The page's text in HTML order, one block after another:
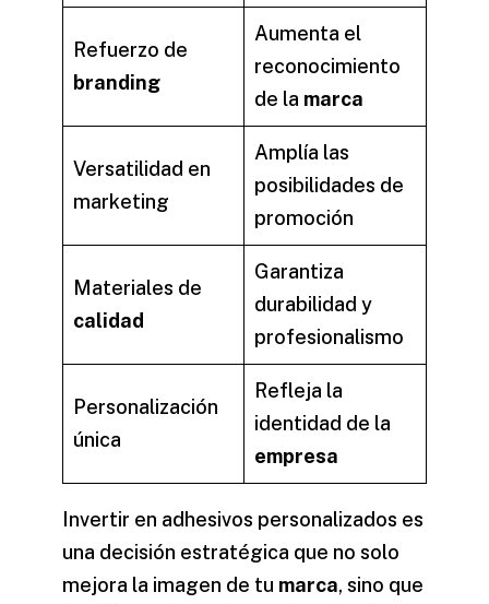
Refuerzo de
branding
Aumenta el
reconocimiento
de la marca
Versatilidad en
marketing
Amplía las
posibilidades de
promoción
Materiales de
calidad
Garantiza
durabilidad y
profesionalismo
Personalización
única
Refleja la
identidad de la
empresa
Invertir en adhesivos personalizados es
una decisión estratégica que no solo
mejora la imagen de tu marca, sino que